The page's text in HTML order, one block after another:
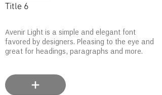
Title 6
Avenir Light is a simple and elegant font
favored by designers. Pleasing to the eye and
great for headings, paragraphs and more.